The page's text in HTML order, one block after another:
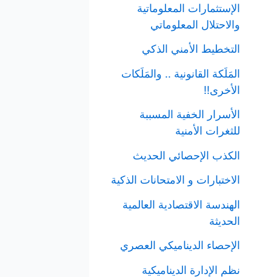
الإستثمارات المعلوماتية
والاحتلال المعلوماتي
التخطيط الأمني الذكي
المَلَكة القانونية .. والمَلَكات
الأخرى!!
الأسرار الخفية المسببة
للثغرات الأمنية
الكذب الإحصائي الحديث
الاختبارات و الامتحانات الذكية
الھندسة الاقتصادیة العالمیة
الحدیثة
الإحصاء الديناميكي العصري
نظم الإدارة الديناميكية